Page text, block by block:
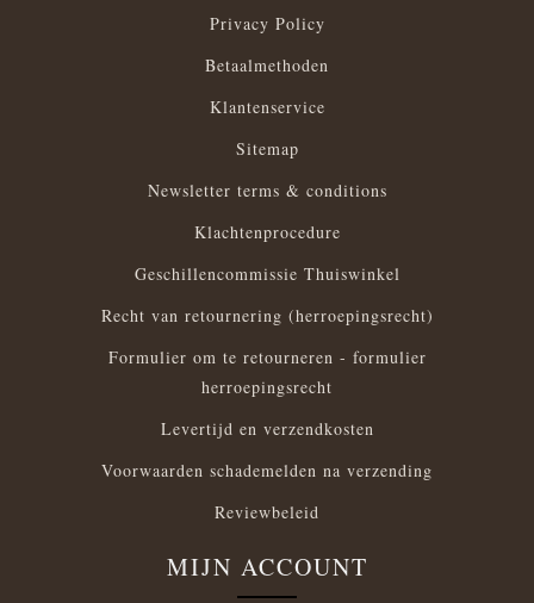
Privacy Policy
Betaalmethoden
Klantenservice
Sitemap
Newsletter terms & conditions
Klachtenprocedure
Geschillencommissie Thuiswinkel
Recht van retournering (herroepingsrecht)
Formulier om te retourneren - formulier
herroepingsrecht
Levertijd en verzendkosten
Voorwaarden schademelden na verzending
Reviewbeleid
MIJN ACCOUNT